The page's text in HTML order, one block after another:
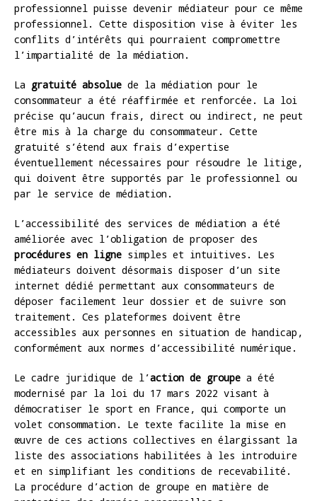
professionnel puisse devenir médiateur pour ce même
professionnel. Cette disposition vise à éviter les
conflits d’intérêts qui pourraient compromettre
l’impartialité de la médiation.
La gratuité absolue de la médiation pour le
consommateur a été réaffirmée et renforcée. La loi
précise qu’aucun frais, direct ou indirect, ne peut
être mis à la charge du consommateur. Cette
gratuité s’étend aux frais d’expertise
éventuellement nécessaires pour résoudre le litige,
qui doivent être supportés par le professionnel ou
par le service de médiation.
L’accessibilité des services de médiation a été
améliorée avec l’obligation de proposer des
procédures en ligne simples et intuitives. Les
médiateurs doivent désormais disposer d’un site
internet dédié permettant aux consommateurs de
déposer facilement leur dossier et de suivre son
traitement. Ces plateformes doivent être
accessibles aux personnes en situation de handicap,
conformément aux normes d’accessibilité numérique.
Le cadre juridique de l’action de groupe a été
modernisé par la loi du 17 mars 2022 visant à
démocratiser le sport en France, qui comporte un
volet consommation. Le texte facilite la mise en
œuvre de ces actions collectives en élargissant la
liste des associations habilitées à les introduire
et en simplifiant les conditions de recevabilité.
La procédure d’action de groupe en matière de